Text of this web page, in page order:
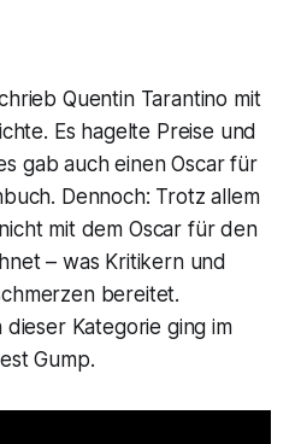
Quentin Tarantino mit
Es hagelte Preise und
gab auch einenOscarfür
Dennoch: Trotz allem
mit dem Oscar für den
– was Kritikern und
bereitet.
Kategorie ging im
Gump.